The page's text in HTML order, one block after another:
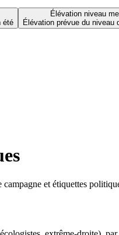
été
Élévation niveau
Élévation prévue du niveau
et étiquettes